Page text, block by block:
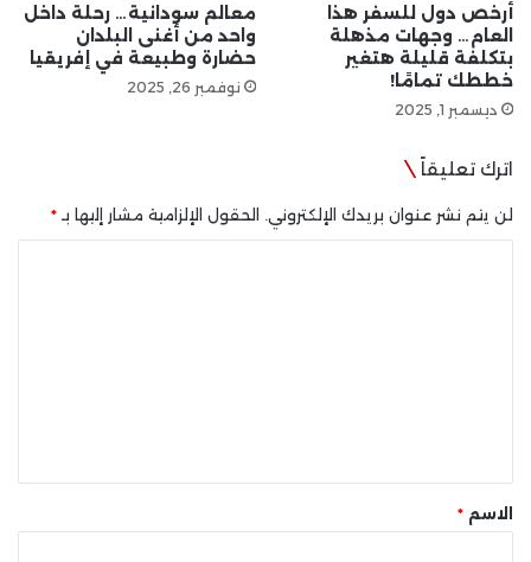
أرخص دول للسفر هذا
العام… وجهات مذهلة
بتكلفة قليلة هتغير
خططك تمامًا!
ديسمبر 1, 2025
معالم سودانية… رحلة داخل
واحد من أغنى البلدان
حضارة وطبيعة في إفريقيا
نوفمبر 26, 2025
اترك تعليقاً
لن يتم نشر عنوان بريدك الإلكتروني. الحقول الإلزامية مشار إليها بـ *
*الاسم *